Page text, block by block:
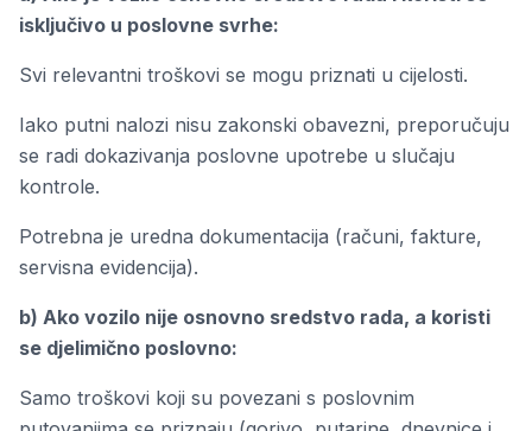
isključivo u poslovne svrhe:
Svi relevantni troškovi se mogu priznati u cijelosti.
Iako putni nalozi nisu zakonski obavezni, preporučuju
se radi dokazivanja poslovne upotrebe u slučaju
kontrole.
Potrebna je uredna dokumentacija (računi, fakture,
servisna evidencija).
b) Ako vozilo nije osnovno sredstvo rada, a koristi
se djelimično poslovno:
Samo troškovi koji su povezani s poslovnim